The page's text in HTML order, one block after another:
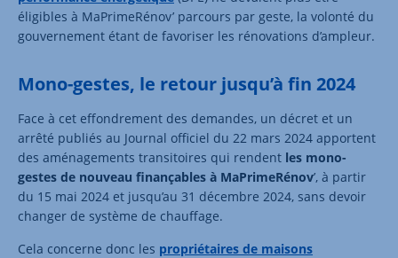
éligibles à MaPrimeRénov’ parcours par geste, la volonté du
gouvernement étant de favoriser les rénovations d’ampleur.
Mono-gestes, le retour jusqu’à fin 2024
Face à cet effondrement des demandes, un décret et un
arrêté publiés au Journal officiel du 22 mars 2024 apportent
des aménagements transitoires qui rendent les mono-
gestes de nouveau finançables à MaPrimeRénov’, à partir
du 15 mai 2024 et jusqu’au 31 décembre 2024, sans devoir
changer de système de chauffage.
Cela concerne donc les propriétaires de maisons